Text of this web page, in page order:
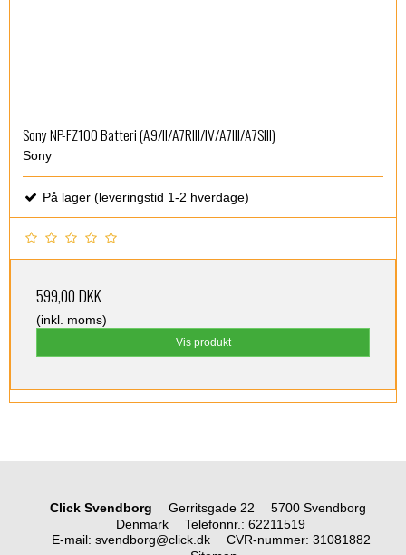
Sony NP-FZ100 Batteri (A9/II/A7RIII/IV/A7III/A7SIII)
Sony
På lager (leveringstid 1-2 hverdage)
599,00 DKK
(inkl. moms)
Vis produkt
Click Svendborg Gerritsgade 22
5700 Svendborg
Denmark
Telefonnr. : 62211519
E-mail: svendborg@click.dk CVR-nummer: 31081882